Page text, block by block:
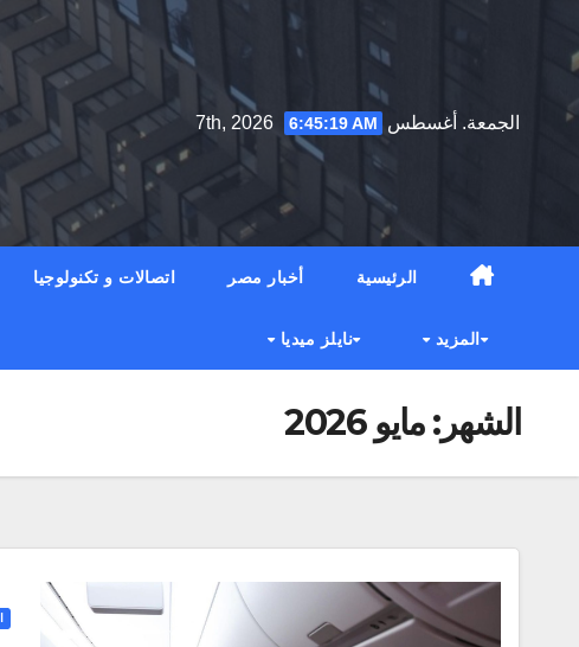
to
الجمعة. أغسطس 7th, 2026
6:45:20 AM
الرئيسية أخبار مصر اتصالات و تكنولوجيا
المزيد نايلز ميديا
الشهر:مايو 2026